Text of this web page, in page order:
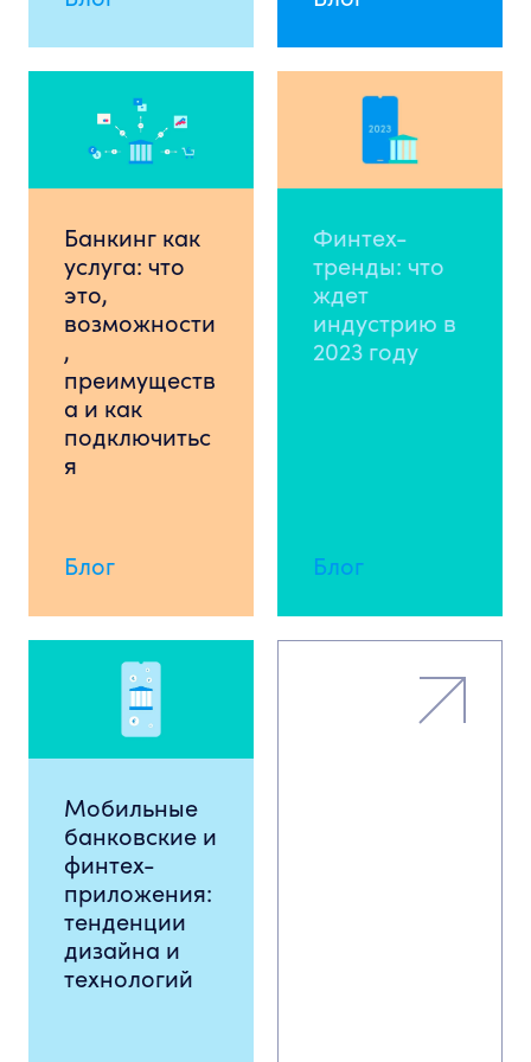
Банкинг как
услуга: что
это,
возможности
,
преимуществ
а и как
подключитьс
я
Блог
Финтех-
тренды: что
ждет
индустрию в
2023 году
Блог
Мобильные
банковские и
финтех-
приложения:
тенденции
дизайна и
технологий